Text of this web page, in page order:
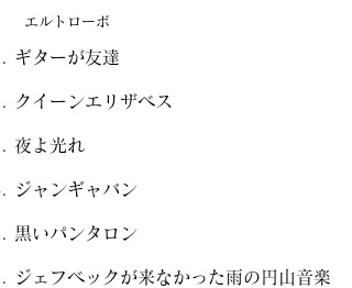
エルトローボ
ギターが友達
クイーンエリザベス
夜よ光れ
ジャンギャバン
黒いパンタロン
ジェフベックが来なかった雨の円山音楽